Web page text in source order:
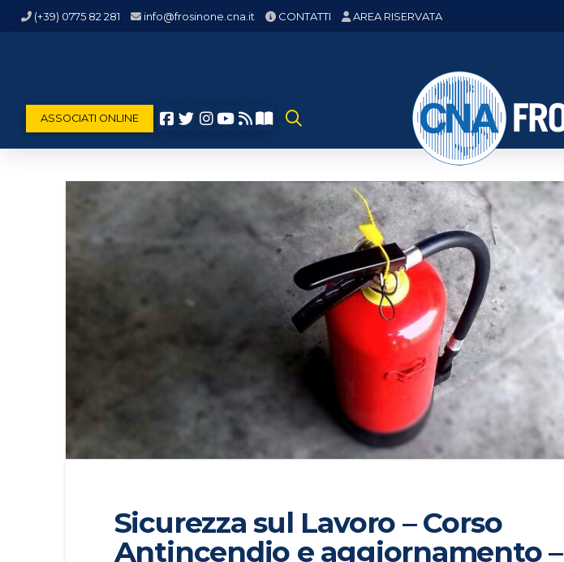
(+39) 0775 82 281 info@frosinone.cna.it CONTATTI AREA RISERVATA
ASSOCIATI ONLINE
Sicurezza sul Lavoro – Corso
Antincendio e aggiornamento –